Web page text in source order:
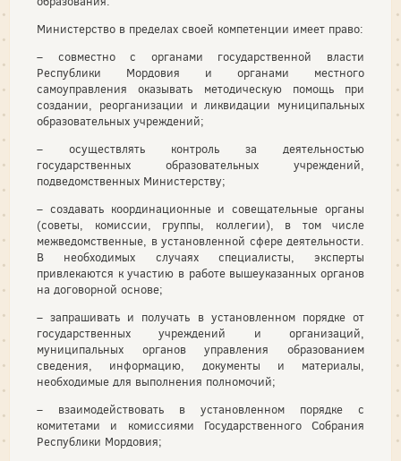
Министерство в пределах своей компетенции имеет право:
– совместно с органами государственной власти
Республики Мордовия и органами местного
самоуправления оказывать методическую помощь при
создании, реорганизации и ликвидации муниципальных
образовательных учреждений;
– осуществлять контроль за деятельностью
государственных образовательных учреждений,
подведомственных Министерству;
– создавать координационные и совещательные органы
(советы, комиссии, группы, коллегии), в том числе
межведомственные, в установленной сфере деятельности.
В необходимых случаях специалисты, эксперты
привлекаются к участию в работе вышеуказанных органов
на договорной основе;
– запрашивать и получать в установленном порядке от
государственных учреждений и организаций,
муниципальных органов управления образованием
сведения, информацию, документы и материалы,
необходимые для выполнения полномочий;
– взаимодействовать в установленном порядке с
комитетами и комиссиями Государственного Собрания
Республики Мордовия;